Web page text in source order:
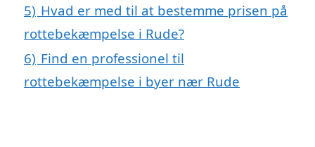
5) Hvad er med til at bestemme prisen på
rottebekæmpelse i Rude?
6) Find en professionel til
rottebekæmpelse i byer nær Rude